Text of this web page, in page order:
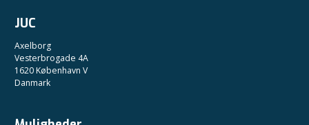
JUC
Axelborg
Vesterbrogade 4A
1620 København V
Danmark